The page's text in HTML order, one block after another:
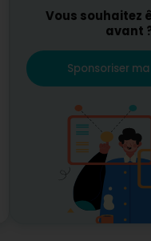
Vous souhaitez
avant
Sponsoriser